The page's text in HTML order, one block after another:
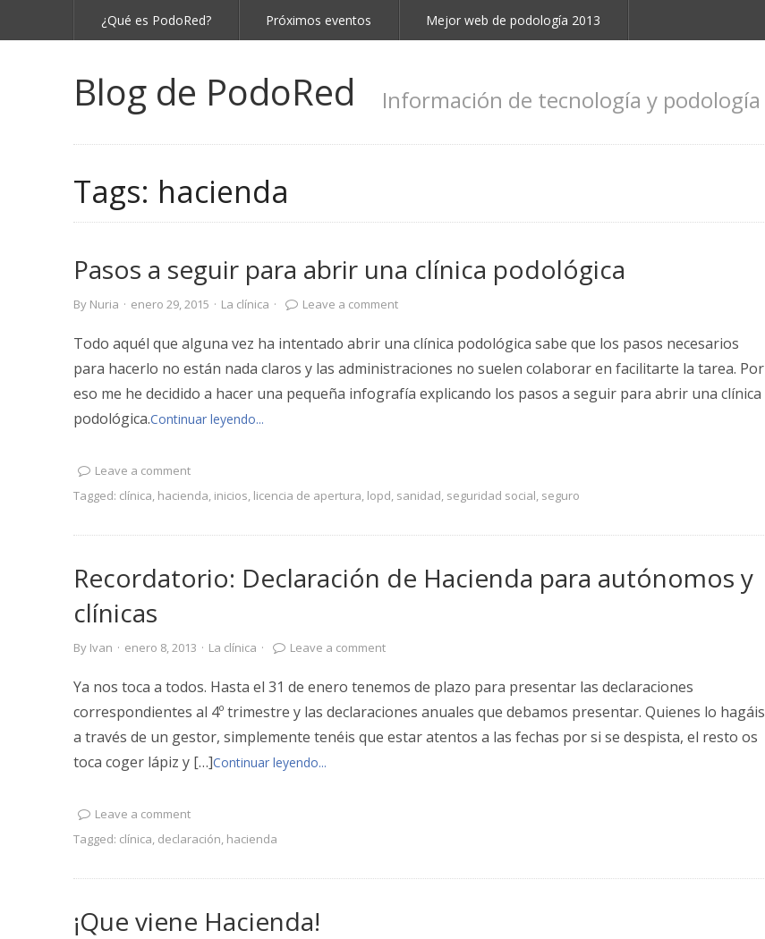
¿Qué es PodoRed? Próximos eventos Mejor web de podología 2013
Blog de PodoRed Información de tecnología y podología
Tags: hacienda
Pasos a seguir para abrir una clínica podológica
By Nuria · enero 29, 2015 · La clínica · Leave a comment
Todo aquél que alguna vez ha intentado abrir una clínica podológica sabe que los pasos necesarios
para hacerlo no están nada claros y las administraciones no suelen colaborar en facilitarte la tarea. Por
eso me he decidido a hacer una pequeña infografía explicando los pasos a seguir para abrir una clínica
podológica.Continuar leyendo...
Leave a comment
Tagged: clínica, hacienda, inicios, licencia de apertura, lopd, sanidad, seguridad social, seguro
Recordatorio: Declaración de Hacienda para autónomos y
clínicas
By Ivan · enero 8, 2013 · La clínica · Leave a comment
Ya nos toca a todos. Hasta el 31 de enero tenemos de plazo para presentar las declaraciones
correspondientes al 4º trimestre y las declaraciones anuales que debamos presentar. Quienes lo hagáis
a través de un gestor, simplemente tenéis que estar atentos a las fechas por si se despista, el resto os
toca coger lápiz y […]Continuar leyendo...
Leave a comment
Tagged: clínica, declaración, hacienda
¡Que viene Hacienda!